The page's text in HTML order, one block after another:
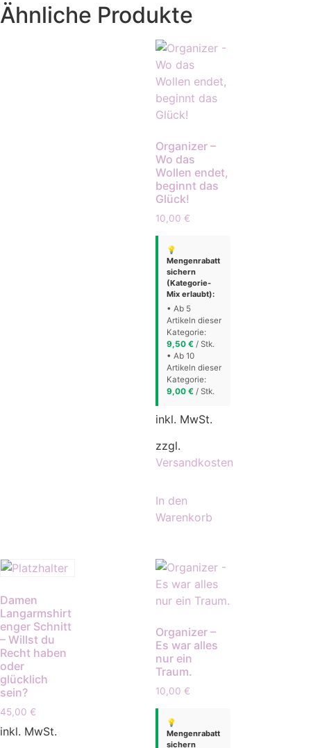
Ähnliche Produkte
Organizer –
Wo das
Wollen endet,
beginnt das
Glück!
10,00 €
💡
Mengenrabatt
sichern
(Kategorie-
Mix erlaubt):
• Ab 5
Artikeln dieser
Kategorie:
9,50 € / Stk.
• Ab 10
Artikeln dieser
Kategorie:
9,00 € / Stk.
inkl. MwSt.
zzgl.
Versandkosten
In den
Warenkorb
Damen
Langarmshirt
enger Schnitt
– Willst du
Recht haben
oder
glücklich
sein?
45,00 €
inkl. MwSt.
Organizer –
Es war alles
nur ein
Traum.
10,00 €
💡
Mengenrabatt
sichern